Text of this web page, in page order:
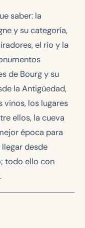
saber: la
y su categoría,
el río y la
de Bourg y su
la Antigüedad,
vinos, los lugares
ellos, la cueva
época para
desde
todo ello con